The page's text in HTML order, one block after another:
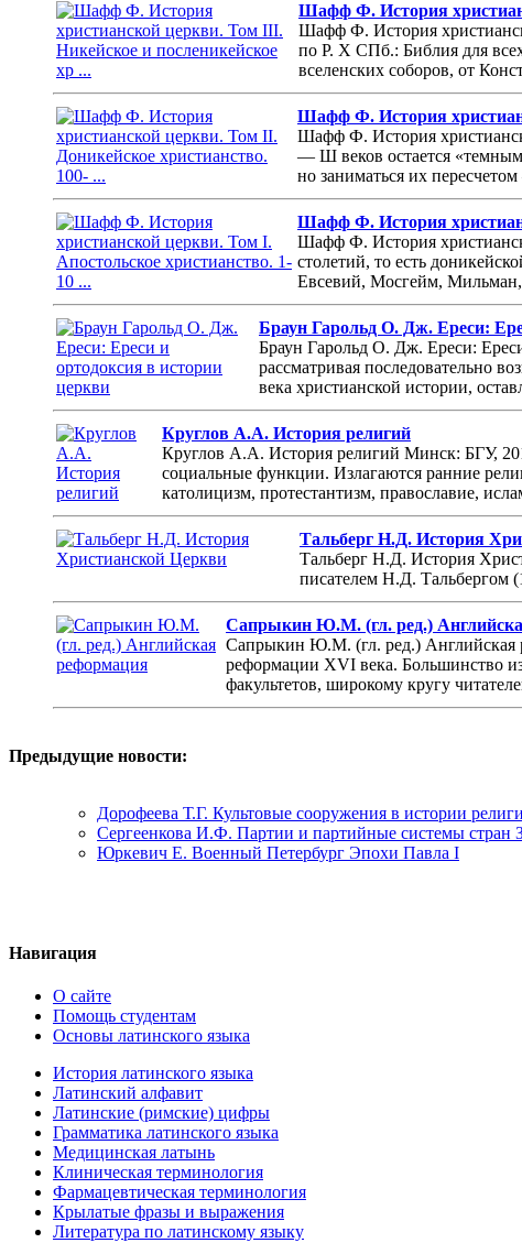
Шафф Ф. История
Шафф Ф. История
по Р. Х СПб.: Библия для
вселенских соборов, от
Шафф Ф. История
Шафф Ф. История
— Ш веков остается
но заниматься их
Шафф Ф. История
Шафф Ф. История
столетий, то есть
Евсевий, Мосгейм, Мильман,
Браун Гарольд О. Дж. Ереси:
Браун Гарольд О. Дж. Ереси:
рассматривая последовательно
века христианской истории,
Круглов А.А. История религий
Круглов А.А. История религий Минск: БГУ,
социальные функции. Излагаются ранние
католицизм, протестантизм, православие,
Тальберг Н.Д. История
Тальберг Н.Д. История
писателем Н.Д. Тальбергом
Сапрыкин Ю.М. (гл. ред.)
Сапрыкин Ю.М. (гл. ред.) Английская
реформации ХVI века. Большинство из
факультетов, широкому кругу
Предыдущие новости:
Дорофеева Т.Г. Культовые сооружения в истории
Сергеенкова И.Ф. Партии и партийные системы
Юркевич Е. Военный Петербург Эпохи Павла I
Навигация
О сайте
Помощь студентам
Основы латинского языка
История латинского языка
Латинский алфавит
Латинские (римские) цифры
Грамматика латинского языка
Медицинская латынь
Клиническая терминология
Фармацевтическая терминология
Крылатые фразы и выражения
Литература по латинскому языку